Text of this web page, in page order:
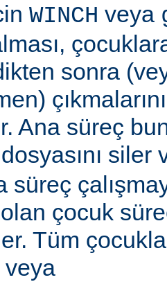
WINCH veya
sonra
Ana süreç
dosyasını
süreç
çocuk
Tüm
veya